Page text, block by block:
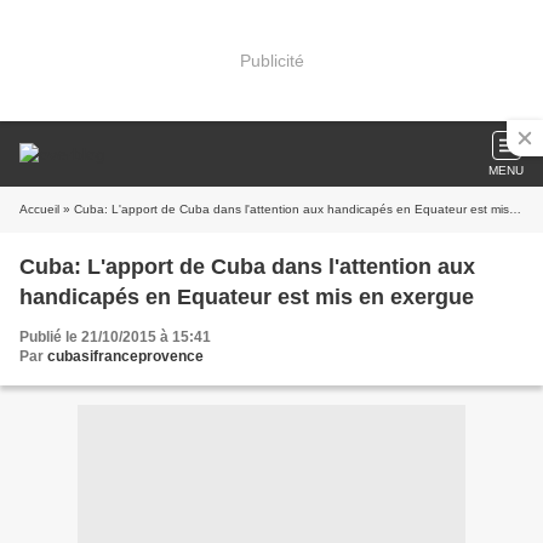
Publicité
MENU
Accueil » Cuba: L'apport de Cuba dans l'attention aux handicapés en Equateur est mis en exergue
Cuba: L'apport de Cuba dans l'attention aux
handicapés en Equateur est mis en exergue
Publié le 21/10/2015 à 15:41
Par cubasifranceprovence